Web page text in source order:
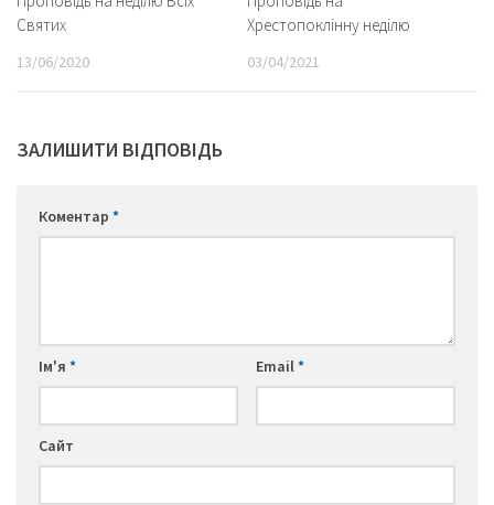
Святих
13/06/2020
Хрестопоклінну неділю
03/04/2021
ЗАЛИШИТИ ВІДПОВІДЬ
Коментар *
Ім'я * Email*
Сайт